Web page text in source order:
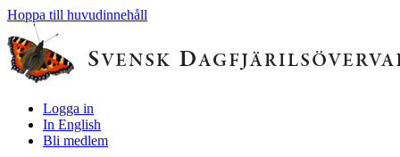
Hoppa till huvudinnehåll
Logga in
In English
Bli medlem